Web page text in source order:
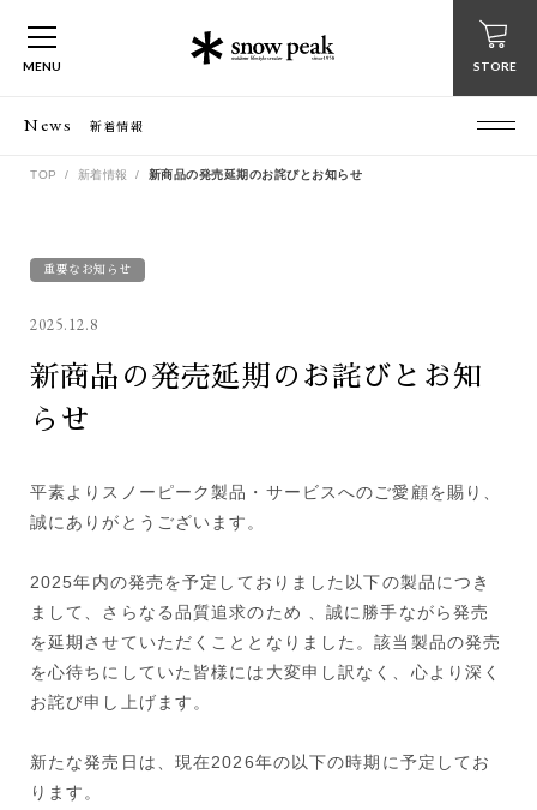
MENU STORE
News 新着情報
TOP 新着情報 新商品の発売延期のお詫びとお知らせ
重要なお知らせ
2025.12.8
新商品の発売延期のお詫びとお知
らせ
平素よりスノーピーク製品・サービスへのご愛顧を賜り、
誠にありがとうございます。
2025年内の発売を予定しておりました以下の製品につき
まして、さらなる品質追求のため 、誠に勝手ながら発売
を延期させていただくこととなりました。該当製品の発売
を心待ちにしていた皆様には大変申し訳なく、心より深く
お詫び申し上げます。
新たな発売日は、現在2026年の以下の時期に予定してお
ります。